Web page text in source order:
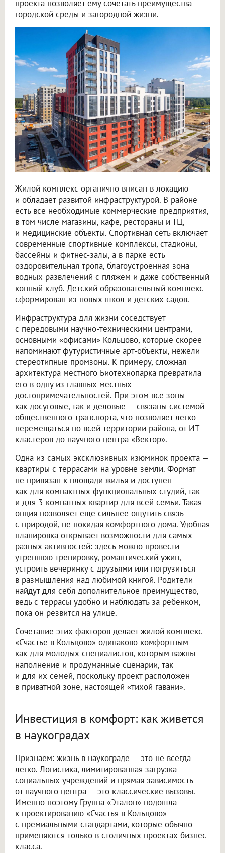
проекта позволяет ему сочетать преимущества
городской среды и загородной жизни.
Жилой комплекс органично вписан в локацию
и обладает развитой инфраструктурой. В районе
есть все необходимые коммерческие предприятия,
в том числе магазины, кафе, рестораны и ТЦ,
и медицинские объекты. Спортивная сеть включает
современные спортивные комплексы, стадионы,
бассейны и фитнес-залы, а в парке есть
оздоровительная тропа, благоустроенная зона
водных развлечений с пляжем и даже собственный
конный клуб. Детский образовательный комплекс
сформирован из новых школ и детских садов.
Инфраструктура для жизни соседствует
с передовыми научно-техническими центрами,
основными «офисами» Кольцово, которые скорее
напоминают футуристичные арт-объекты, нежели
стереотипные промзоны. К примеру, сложная
архитектура местного Биотехнопарка превратила
его в одну из главных местных
достопримечательностей. При этом все зоны —
как досуговые, так и деловые — связаны системой
общественного транспорта, что позволяет легко
перемещаться по всей территории района, от ИТ-
кластеров до научного центра «Вектор».
Одна из самых эксклюзивных изюминок проекта —
квартиры с террасами на уровне земли. Формат
не привязан к площади жилья и доступен
как для компактных функциональных студий, так
и для 3-комнатных квартир для всей семьи. Такая
опция позволяет еще сильнее ощутить связь
с природой, не покидая комфортного дома. Удобная
планировка открывает возможности для самых
разных активностей: здесь можно провести
утреннюю тренировку, романтический ужин,
устроить вечеринку с друзьями или погрузиться
в размышления над любимой книгой. Родители
найдут для себя дополнительное преимущество,
ведь с террасы удобно и наблюдать за ребенком,
пока он резвится на улице.
Сочетание этих факторов делает жилой комплекс
«Счастье в Кольцово» одинаково комфортным
как для молодых специалистов, которым важны
наполнение и продуманные сценарии, так
и для их семей, поскольку проект расположен
в приватной зоне, настоящей «тихой гавани».
Инвестиция в комфорт: как живется
в наукоградах
Признаем: жизнь в наукограде — это не всегда
легко. Логистика, лимитированная загрузка
социальных учреждений и прямая зависимость
от научного центра — это классические вызовы.
Именно поэтому Группа «Эталон» подошла
к проектированию «Счастья в Кольцово»
с премиальными стандартами, которые обычно
применяются только в столичных проектах бизнес-
класса.